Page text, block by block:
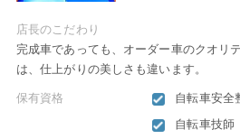
店長のこだわり
完成車であっても、オーダー車のクオリ
は、仕上がりの美しさも違います。
保有資格
自転車安全
自転車技師